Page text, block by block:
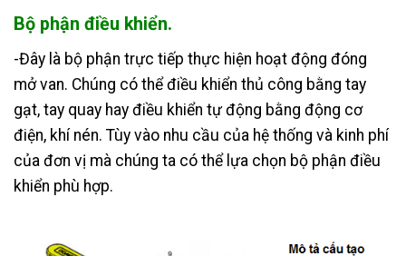
Bộ phận điều khiển.
-Đây là bộ phận trực tiếp thực hiện hoạt động đóng
mở van. Chúng có thể điều khiển thủ công bằng tay
gạt, tay quay hay điều khiển tự động bằng động cơ
điện, khí nén. Tùy vào nhu cầu của hệ thống và kinh phí
của đơn vị mà chúng ta có thể lựa chọn bộ phận điều
khiển phù hợp.